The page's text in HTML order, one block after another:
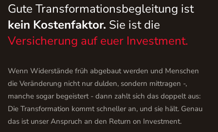
Gute Transformationsbegleitung ist
kein Kostenfaktor. Sie ist die
Versicherung auf euer Investment.
Wenn Widerstände früh abgebaut werden und Menschen
die Veränderung nicht nur dulden, sondern mittragen -,
manche sogar begeistert - dann zahlt sich das doppelt aus:
Die Transformation kommt schneller an, und sie hält. Genau
das ist unser Anspruch an den Return on Investment.